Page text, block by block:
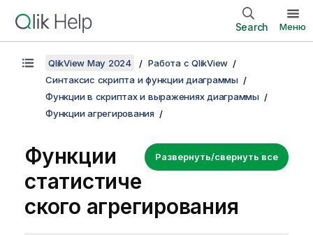
Search Меню
QlikView May 2024
Работа с QlikView
Синтаксис скрипта и функции диаграммы
Функции в скриптах и выражениях диаграммы
Функции агрегирования
Развернуть/свернуть все
Функции
статистиче
ского агрегирования